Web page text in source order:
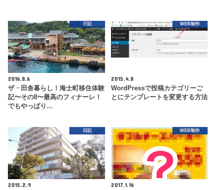
日記
2016.8.6
ザ・田舎暮らし！海士町移住体験
記〜その8〜最高のフィナーレ！
でもやっぱり…
WEB制作
2015.4.8
WordPressで投稿カテゴリーご
とにテンプレートを変更する方法
日記
2015.2.9
WEB制作
2017.1.16